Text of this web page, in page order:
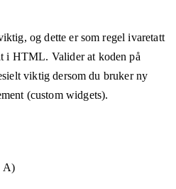
og dette er som regel ivaretatt
i HTML. Valider at koden på
viktig dersom du bruker ny
(custom widgets).
A)